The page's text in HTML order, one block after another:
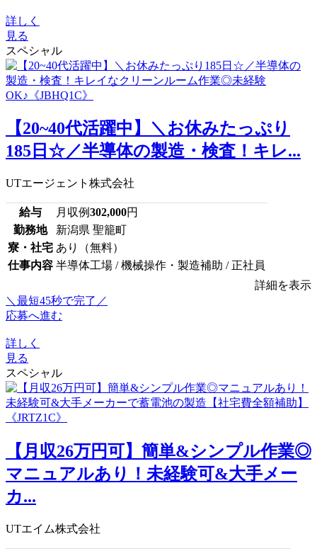
詳しく
見る
スペシャル
【20~40代活躍中】＼お休みたっぷり
185日☆／半導体の製造・検査！キレ...
UTエージェント株式会社
給与 月収例302,000円
勤務地
新潟県 聖籠町
寮・社宅 あり（無料）
仕事内容 半導体工場 / 機械操作・製造補助 / 正社員
詳細を表示
＼最短45秒で完了／
応募へ進む
詳しく
見る
スペシャル
【月収26万円可】簡単&シンプル作業◎
マニュアルあり！未経験可&大手メー
カ...
UTエイム株式会社